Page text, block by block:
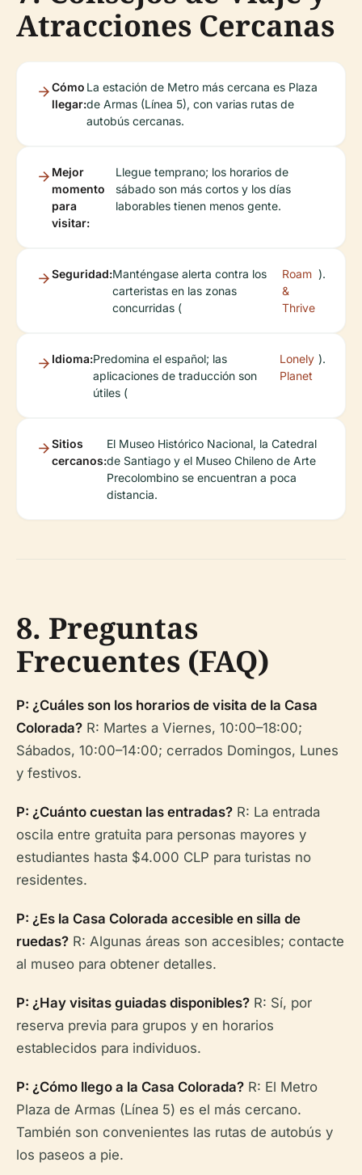
Atracciones Cercanas
Cómo
llegar:
La estación de Metro más cercana es Plaza
de Armas (Línea 5), con varias rutas de
autobús cercanas.
Mejor
momento
para
visitar:
Llegue temprano; los horarios de
sábado son más cortos y los días
laborables tienen menos gente.
Seguridad:Manténgase alerta contra los
carteristas en las zonas
concurridas (
Roam
&
Thrive
).
Idioma:Predomina el español; las
aplicaciones de traducción son
útiles (
Lonely
Planet
).
Sitios
cercanos:
El Museo Histórico Nacional, la Catedral
de Santiago y el Museo Chileno de Arte
Precolombino se encuentran a poca
distancia.
8. Preguntas
Frecuentes (FAQ)
P: ¿Cuáles son los horarios de visita de la Casa
Colorada? R: Martes a Viernes, 10:00–18:00;
Sábados, 10:00–14:00; cerrados Domingos, Lunes
y festivos.
P: ¿Cuánto cuestan las entradas? R: La entrada
oscila entre gratuita para personas mayores y
estudiantes hasta $4.000 CLP para turistas no
residentes.
P: ¿Es la Casa Colorada accesible en silla de
ruedas? R: Algunas áreas son accesibles; contacte
al museo para obtener detalles.
P: ¿Hay visitas guiadas disponibles? R: Sí, por
reserva previa para grupos y en horarios
establecidos para individuos.
P: ¿Cómo llego a la Casa Colorada? R: El Metro
Plaza de Armas (Línea 5) es el más cercano.
También son convenientes las rutas de autobús y
los paseos a pie.